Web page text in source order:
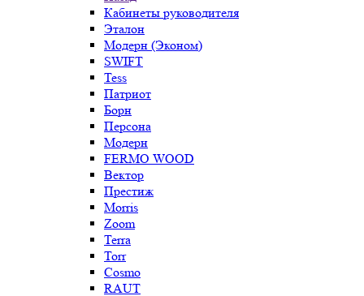
Кабинеты руководителя
Эталон
Модерн (Эконом)
SWIFT
Tess
Патриот
Борн
Персона
Модерн
FERMO WOOD
Вектор
Престиж
Morris
Zoom
Terra
Torr
Cosmo
RAUT